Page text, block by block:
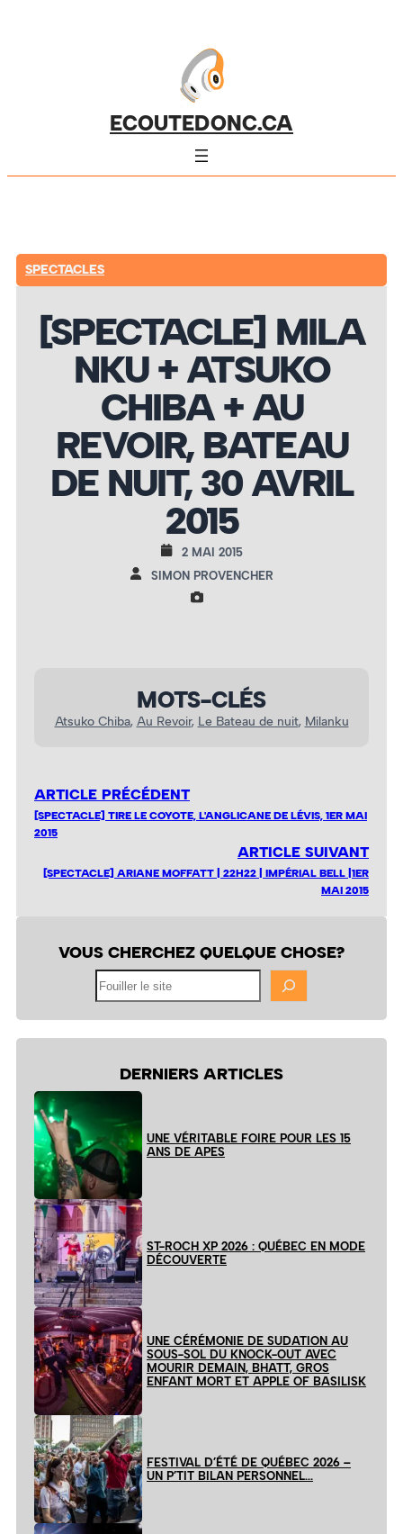
ECOUTEDONC.CA
SPECTACLES
[SPECTACLE] MILA
NKU + ATSUKO
CHIBA + AU
REVOIR, BATEAU
DE NUIT, 30 AVRIL
2015
2 MAI 2015
SIMON PROVENCHER
MOTS-CLÉS
Atsuko Chiba, Au Revoir, Le Bateau de nuit, Milanku
ARTICLE PRÉCÉDENT
[SPECTACLE] TIRE LE COYOTE, L'ANGLICANE DE LÉVIS, 1ER MAI
2015
ARTICLE SUIVANT
[SPECTACLE] ARIANE MOFFATT | 22H22 | IMPÉRIAL BELL |1ER
MAI 2015
VOUS CHERCHEZ QUELQUE CHOSE?
DERNIERS ARTICLES
UNE VÉRITABLE FOIRE POUR LES 15
ANS DE APES
ST-ROCH XP 2026 : QUÉBEC EN MODE
DÉCOUVERTE
UNE CÉRÉMONIE DE SUDATION AU
SOUS-SOL DU KNOCK-OUT AVEC
MOURIR DEMAIN, BHATT, GROS
ENFANT MORT ET APPLE OF BASILISK
FESTIVAL D’ÉTÉ DE QUÉBEC 2026 –
UN P’TIT BILAN PERSONNEL…